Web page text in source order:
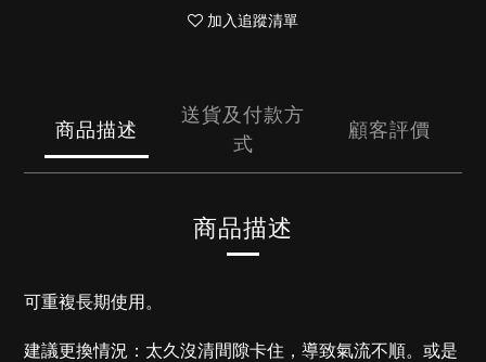
加入追蹤清單
商品描述
送貨及付款方
式
顧客評價
商品描述
可重複長期使用。
建議更換情況：太久沒清間隙卡住，導致氣流不順。或是